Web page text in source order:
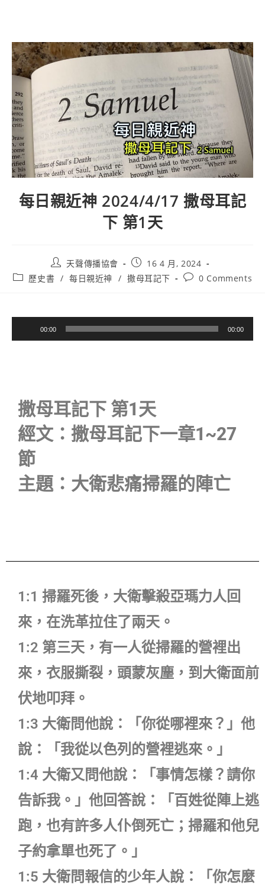
每日親近神 2024/4/17 撒母耳記
下 第1天
天聲傳播協會
16 4 月, 2024
歷史書 / 每日親近神 / 撒母耳記下 0 Comments
訊
00:00 00:00
撒母耳記下 第1天
經文：撒母耳記下一章1~27
節
主題：大衛悲痛掃羅的陣亡
1:1 掃羅死後，大衛擊殺亞瑪力人回
來，在洗革拉住了兩天。
1:2 第三天，有一人從掃羅的營裡出
來，衣服撕裂，頭蒙灰塵，到大衛面前
伏地叩拜。
1:3 大衛問他說：「你從哪裡來？」他
說：「我從以色列的營裡逃來。」
1:4 大衛又問他說：「事情怎樣？請你
告訴我。」他回答說：「百姓從陣上逃
跑，也有許多人仆倒死亡；掃羅和他兒
子約拿單也死了。」
1:5 大衛問報信的少年人說：「你怎麼